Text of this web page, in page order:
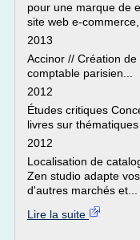
pour une marque de
site web e-
2013
Accinor // Création
comptable parisien...
2012
Études critiques
livres sur
2012
Localisation de
Zen studio adapte
d'autres marchés et...
Lire la suite